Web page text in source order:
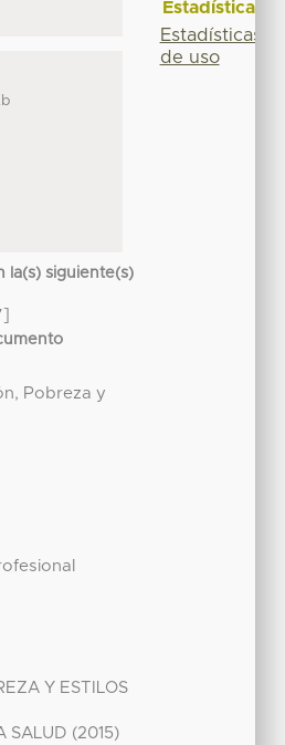
la(s) siguiente(s)
Pobreza y
Y ESTILOS
SALUD (2015)
Estadísticas
Estadísticas
de uso